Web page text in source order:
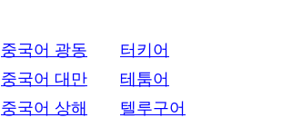
중국어 광동
중국어 대만
중국어 상해
터키어
테툼어
텔루구어